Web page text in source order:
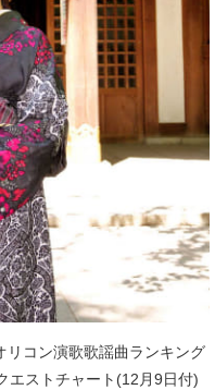
コン演歌歌謡曲ランキング
エストチャート(12月9日付)